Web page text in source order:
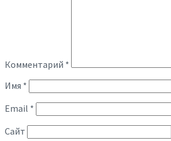
Комментарий *
Имя *
Email *
Сайт